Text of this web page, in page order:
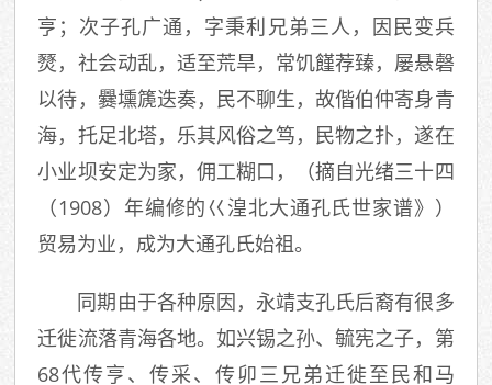
亨；次子孔广通，字秉利兄弟三人，因民变兵
燹，社会动乱，适至荒旱，常饥饉荐臻，屡悬磬
以待，爨壎篪迭奏，民不聊生，故偕伯仲寄身青
海，托足北塔，乐其风俗之笃，民物之扑，遂在
小业坝安定为家，佣工糊口，（摘自光绪三十四
（1908）年编修的巜湟北大通孔氏世家谱》）
贸易为业，成为大通孔氏始祖。
同期由于各种原因，永靖支孔氏后裔有很多
迁徙流落青海各地。如兴锡之孙、毓宪之子，第
68代传亨、传采、传卯三兄弟迁徙至民和马